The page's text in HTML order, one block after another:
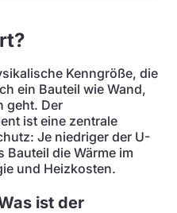
Kenngröße, die
ein Bauteil wie Wand,
geht. Der
ist eine zentrale
Je niedriger der U-
Bauteil die Wärme im
und Heizkosten.
ist der